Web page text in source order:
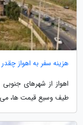
هزینه سفر به اهواز
اهواز از شهرهای
طیف وسیع قیمت ها، می